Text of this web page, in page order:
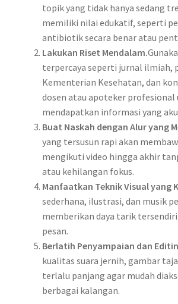
topik yang tidak hanya sedang
memiliki nilai edukatif, seperti
antibiotik secara benar atau
Lakukan Riset Mendalam.
terpercaya seperti jurnal ilmiah,
Kementerian Kesehatan, dan
dosen atau apoteker profesional
mendapatkan informasi yang
Buat Naskah dengan Alur yang
yang tersusun rapi akan
mengikuti video hingga akhir
atau kehilangan fokus.
Manfaatkan Teknik Visual yang
sederhana, ilustrasi, dan musik
memberikan daya tarik
pesan.
Berlatih Penyampaian dan
kualitas suara jernih, gambar
terlalu panjang agar mudah
berbagai kalangan.